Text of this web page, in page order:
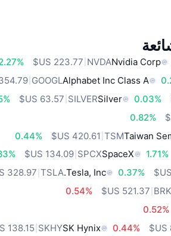
Nvidia Corp
NVDA
Alphabet Inc Class A
GOOGL
‏354.79 US$
0.03%
Silver
SILVER
0.82%
Taiwan
TSM
0.44%
1.71%
SpaceX
SPCX
‏134.09 US$
0.37%
Tesla, Inc.
TSLA
0.54%
0.52%
0.44%
SK Hynix
SKHY